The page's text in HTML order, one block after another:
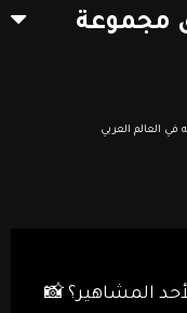
مجموعة
المشاهير؟ 📸